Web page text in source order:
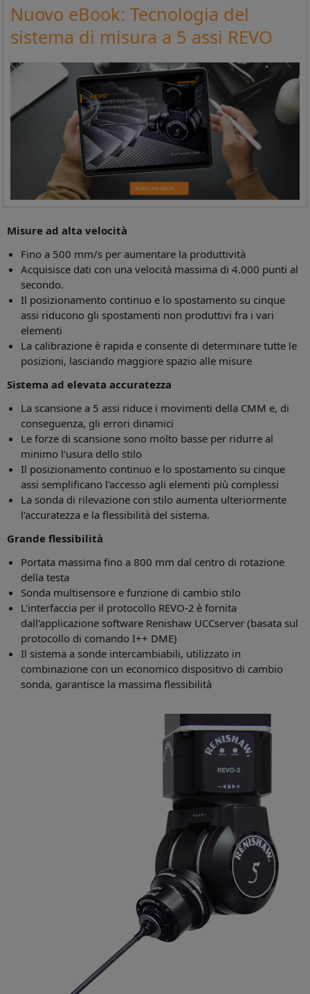
Nuovo eBook: Tecnologia del
sistema di misura a 5 assi REVO
Misure ad alta velocità
Fino a 500 mm/s per aumentare la produttività
Acquisisce dati con una velocità massima di 4.000 punti al
secondo.
Il posizionamento continuo e lo spostamento su cinque
assi riducono gli spostamenti non produttivi fra i vari
elementi
La calibrazione è rapida e consente di determinare tutte le
posizioni, lasciando maggiore spazio alle misure
Sistema ad elevata accuratezza
La scansione a 5 assi riduce i movimenti della CMM e, di
conseguenza, gli errori dinamici
Le forze di scansione sono molto basse per ridurre al
minimo l'usura dello stilo
Il posizionamento continuo e lo spostamento su cinque
assi semplificano l'accesso agli elementi più complessi
La sonda di rilevazione con stilo aumenta ulteriormente
l'accuratezza e la flessibilità del sistema.
Grande flessibilità
Portata massima fino a 800 mm dal centro di rotazione
della testa
Sonda multisensore e funzione di cambio stilo
L'interfaccia per il protocollo REVO-2 è fornita
dall'applicazione software Renishaw UCCserver (basata sul
protocollo di comando I++ DME)
Il sistema a sonde intercambiabili, utilizzato in
combinazione con un economico dispositivo di cambio
sonda, garantisce la massima flessibilità